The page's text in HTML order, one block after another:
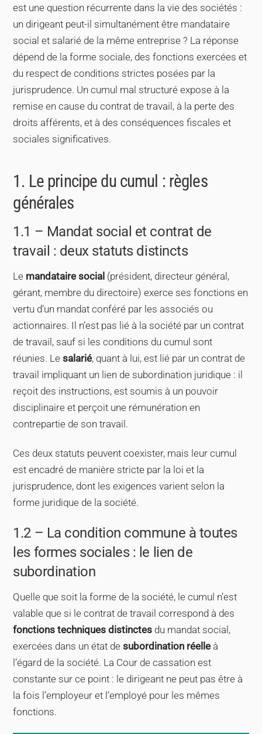
est une question récurrente dans la vie des sociétés :
un dirigeant peut-il simultanément être mandataire
social et salarié de la même entreprise ? La réponse
dépend de la forme sociale, des fonctions exercées et
du respect de conditions strictes posées par la
jurisprudence. Un cumul mal structuré expose à la
remise en cause du contrat de travail, à la perte des
droits afférents, et à des conséquences fiscales et
sociales significatives.
1. Le principe du cumul : règles
générales
1.1 – Mandat social et contrat de
travail : deux statuts distincts
Le mandataire social (président, directeur général,
gérant, membre du directoire) exerce ses fonctions en
vertu d’un mandat conféré par les associés ou
actionnaires. Il n’est pas lié à la société par un contrat
de travail, sauf si les conditions du cumul sont
réunies. Lesalarié, quant à lui, est lié par un contrat de
travail impliquant un lien de subordination juridique : il
reçoit des instructions, est soumis à un pouvoir
disciplinaire et perçoit une rémunération en
contrepartie de son travail.
Ces deux statuts peuvent coexister, mais leur cumul
est encadré de manière stricte par la loi et la
jurisprudence, dont les exigences varient selon la
forme juridique de la société.
1.2 – La condition commune à toutes
les formes sociales : le lien de
subordination
Quelle que soit la forme de la société, le cumul n’est
valable que si le contrat de travail correspond à des
fonctions techniques distinctes du mandat social,
exercées dans un état desubordination réelle à
l’égard de la société. La Cour de cassation est
constante sur ce point : le dirigeant ne peut pas être à
la fois l’employeur et l’employé pour les mêmes
fonctions.